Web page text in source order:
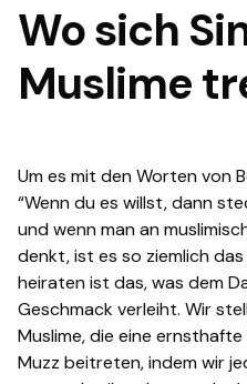
Wo sich
Muslime
Um es mit den Worten von
“Wenn du es willst, dann
und wenn man an
denkt, ist es so ziemlich
heiraten ist das, was dem
Geschmack verleiht. Wir
Muslime, die eine
Muzz beitreten, indem wir